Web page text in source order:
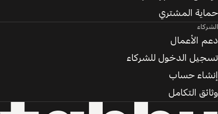
حماية المشتري
الشركاء
دعم الأعمال
تسجيل الدخول للشركاء
إنشاء حساب
وثائق التكامل